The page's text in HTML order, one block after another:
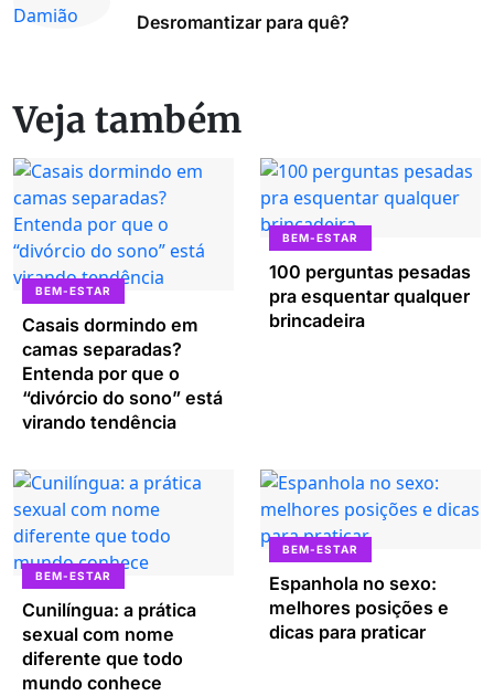
Desromantizar para quê?
Veja também
BEM-ESTAR
Casais dormindo em
camas separadas?
Entenda por que o
“divórcio do sono” está
virando tendência
BEM-ESTAR
100 perguntas pesadas
pra esquentar qualquer
brincadeira
BEM-ESTAR
Cunilíngua: a prática
sexual com nome
diferente que todo
mundo conhece
BEM-ESTAR
Espanhola no sexo:
melhores posições e
dicas para praticar